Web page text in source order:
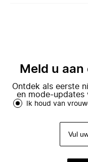
Meld u
Ontdek als eerste
en mode-updates
Ik houd van